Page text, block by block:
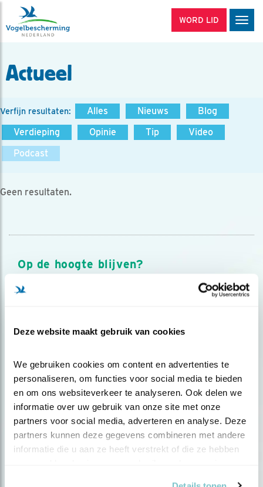
Deze website maakt gebruik van cookies
We gebruiken cookies om content en advertenties te
personaliseren, om functies voor social media te bieden
en om ons websiteverkeer te analyseren. Ook delen we
informatie over uw gebruik van onze site met onze
partners voor social media, adverteren en analyse. Deze
partners kunnen deze gegevens combineren met andere
informatie die u aan ze heeft verstrekt of die ze hebben
WORD LID
Actueel
Verfijn resultaten: Alles Nieuws
Blog
Verdieping
Opinie Tip
Video
Podcast
Geen resultaten.
Op de hoogte blijven?
Meld je aan en ontvang nieuws, inspiratie, acties en tips
over vogels en activiteiten van Vogelbescherming.